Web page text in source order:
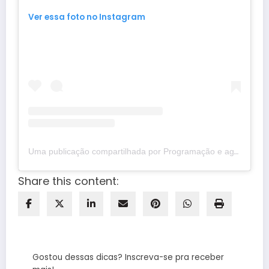
Ver essa foto no Instagram
Uma publicação compartilhada por Programação e agenda infantil (@brasi
Share this content:
Gostou dessas dicas? Inscreva-se pra receber